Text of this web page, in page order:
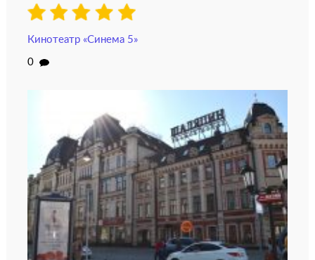
Кинотеатр «Синема 5»
0